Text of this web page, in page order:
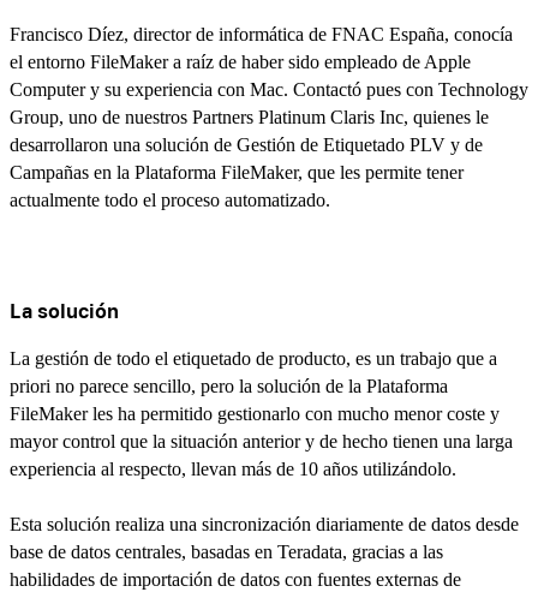
Francisco Díez, director de informática de FNAC España, conocía
el entorno FileMaker a raíz de haber sido empleado de Apple
Computer y su experiencia con Mac. Contactó pues con Technology
Group, uno de nuestros Partners Platinum Claris Inc, quienes le
desarrollaron una solución de Gestión de Etiquetado PLV y de
Campañas en la Plataforma FileMaker, que les permite tener
actualmente todo el proceso automatizado.
La solución
La gestión de todo el etiquetado de producto, es un trabajo que a
priori no parece sencillo, pero la solución de la Plataforma
FileMaker les ha permitido gestionarlo con mucho menor coste y
mayor control que la situación anterior y de hecho tienen una larga
experiencia al respecto, llevan más de 10 años utilizándolo.
Esta solución realiza una sincronización diariamente de datos desde
base de datos centrales, basadas en Teradata, gracias a las
habilidades de importación de datos con fuentes externas de